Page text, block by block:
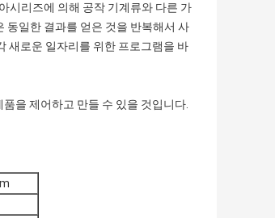
시리즈에 의해 공작 기계류와 다른 가
동일한 결과를 얻은 것을 반복해서 사
새로운 일자리를 위한 프로그램을 바
을 제어하고 만들 수 있을 것입니다.